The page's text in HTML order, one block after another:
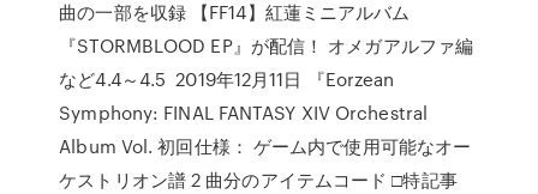
曲の一部を収録 【FF14】紅蓮ミニアルバム
『STORMBLOOD EP』が配信！ オメガアルファ編
など4.4～4.5 2019年12月11日 『Eorzean
Symphony: FINAL FANTASY XIV Orchestral
Album Vol. 初回仕様： ゲーム内で使用可能なオー
ケストリオン譜 2 曲分のアイテムコード □特記事